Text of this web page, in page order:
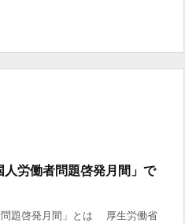
人労働者問題啓発月間」で
問題啓発月間」とは 厚生労働省